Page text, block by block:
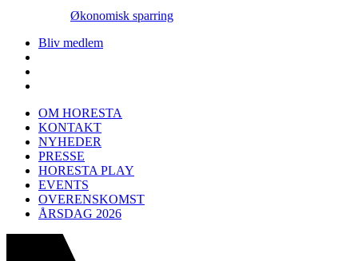
Økonomisk sparring
Bliv medlem
OM HORESTA
KONTAKT
NYHEDER
PRESSE
HORESTA PLAY
EVENTS
OVERENSKOMST
ÅRSDAG 2026